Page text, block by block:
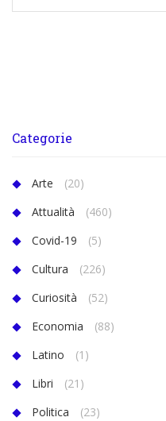
Categorie
Arte
(20)
Attualità
(460)
Covid-19
(5)
Cultura
(226)
Curiosità
(52)
Economia
(88)
Latino
(1)
Libri
(21)
Politica
(23)